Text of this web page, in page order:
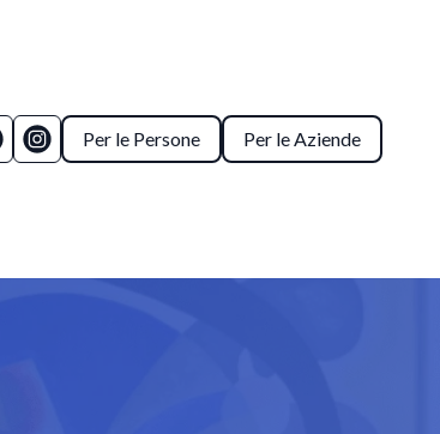
Per le Persone Per le Aziende